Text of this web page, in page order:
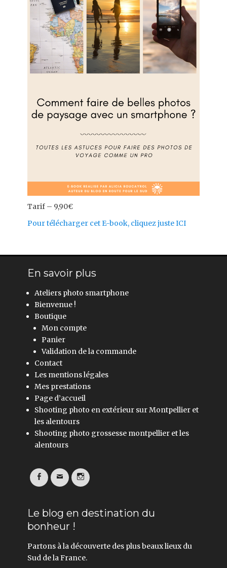
Tarif – 9,90€
Pour télécharger cet E-book, cliquez juste ICI
En savoir plus
Ateliers photo smartphone
Bienvenue !
Boutique
Mon compte
Panier
Validation de la commande
Contact
Les mentions légales
Mes prestations
Page d’accueil
Shooting photo en extérieur sur Montpellier et
les alentours
Shooting photo grossesse montpellier et les
alentours
FacebookEmail Instagram
Le blog en destination du
bonheur !
Partons à la découverte des plus beaux lieux du
Sud de la France.